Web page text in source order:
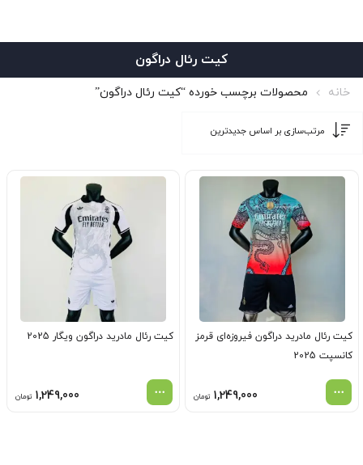
کیت رئال دراگون
خانه محصولات برچسب خورده “کیت رئال دراگون”
کیت رئال مادرید دراگون فیروزه‌ای قرمز
کانسپت 2025
1,249,000 تومان
کیت رئال مادرید دراگون ویگار 2025
1,249,000 تومان